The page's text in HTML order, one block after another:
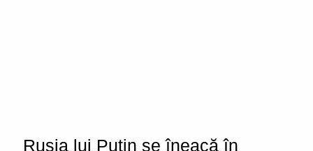
Rusia lui Putin se îneacă în